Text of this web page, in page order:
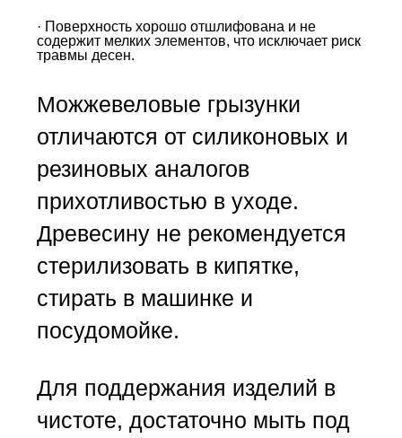
· Поверхность хорошо отшлифована и не
содержит мелких элементов, что исключает риск
травмы десен.
Можжевеловые грызунки
отличаются от силиконовых и
резиновых аналогов
прихотливостью в уходе.
Древесину не рекомендуется
стерилизовать в кипятке,
стирать в машинке и
посудомойке.
Для поддержания изделий в
чистоте, достаточно мыть под